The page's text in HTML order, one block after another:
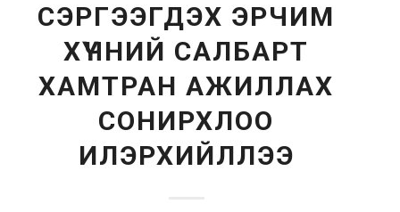
СЭРГЭЭГДЭХ ЭРЧИМ
ХҮЧНИЙ САЛБАРТ
ХАМТРАН АЖИЛЛАХ
СОНИРХЛОО
ИЛЭРХИЙЛЛЭЭ